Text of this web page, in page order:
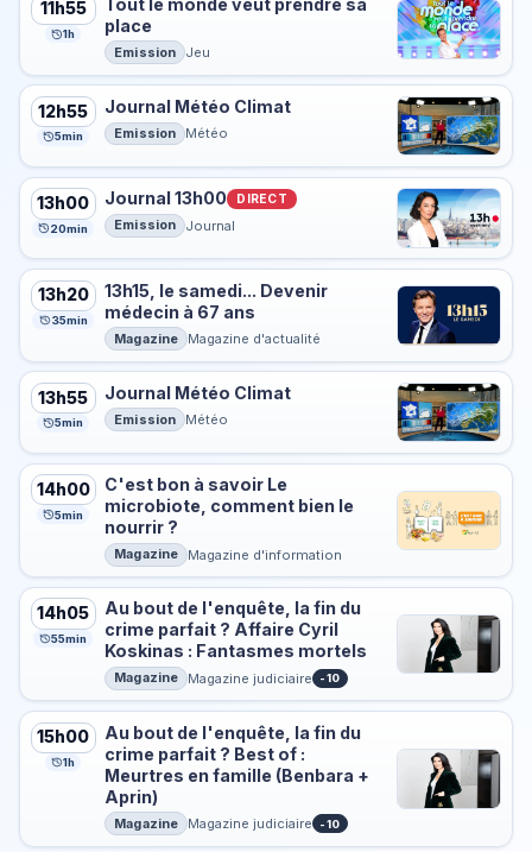
11h55
1h
place
Emission Jeu
12h55
5min
Journal Météo Climat
Emission Météo
13h00
20min
Journal 13h00 DIRECT
Emission Journal
13h20
35min
13h15, le samedi... Devenir
médecin à 67 ans
Magazine Magazine d'actualité
13h55
5min
Journal Météo Climat
Emission Météo
14h00
5min
C'est bon à savoir Le
microbiote, comment bien le
nourrir ?
Magazine Magazine d'information
14h05
55min
Au bout de l'enquête, la fin du
crime parfait ? Affaire Cyril
Koskinas : Fantasmes mortels
Magazine Magazine judiciaire -10
15h00
1h
Au bout de l'enquête, la fin du
crime parfait ? Best of :
Meurtres en famille (Benbara +
Aprin)
Magazine Magazine judiciaire -10